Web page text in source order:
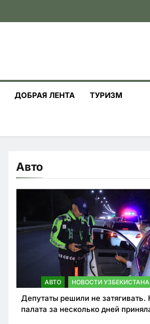
ДОБРАЯ ЛЕНТА ТУРИЗМ
Авто
АВТО НОВОСТИ УЗБЕКИСТАНА
Депутаты решили не затягивать.
палата за несколько дней